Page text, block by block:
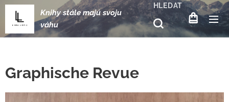
Knihy stále majú svoju
váhu
HLEDAT
Graphische Revue